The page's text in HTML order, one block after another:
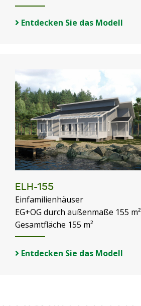
Entdecken Sie das Modell
ELH-155
Einfamilienhäuser
EG+OG durch außenmaße 155 m²
Gesamtfläche 155 m²
Entdecken Sie das Modell